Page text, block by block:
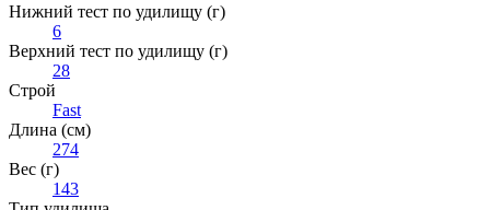
Нижний тест по удилищу (г)
6
Верхний тест по удилищу (г)
28
Строй
Fast
Длина (см)
274
Вес (г)
143